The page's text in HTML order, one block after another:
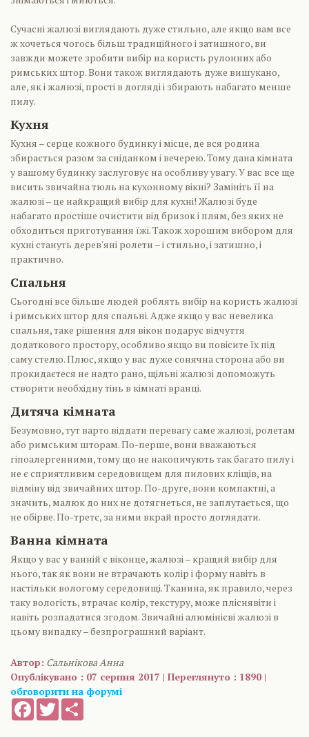
Сучасні жалюзі виглядають дуже стильно, але якщо вам все
ж хочеться чогось більш традиційного і затишного, ви
завжди можете зробити вибір на користь рулонних або
римських штор. Вони також виглядають дуже вишукано,
але, як і жалюзі, прості в догляді і збирають набагато менше
пилу.
Кухня
Кухня – серце кожного будинку і місце, де вся родина
збирається разом за сніданком і вечерею. Тому дана кімната
у вашому будинку заслуговує на особливу увагу. У вас все ще
висить звичайна тюль на кухонному вікні? Замініть її на
жалюзі – це найкращий вибір для кухні! Жалюзі буде
набагато простіше очистити від бризок і плям, без яких не
обходиться приготування їжі. Також хорошим вибором для
кухні стануть дерев'яні ролети – і стильно, і затишно, і
практично.
Спальня
Сьогодні все більше людей роблять вибір на користь жалюзі
і римських штор для спальні. Адже якщо у вас невелика
спальня, таке рішення для вікон подарує відчуття
додаткового простору, особливо якщо ви повісите їх під
саму стелю. Плюс, якщо у вас дуже сонячна сторона або ви
прокидаєтеся не надто рано, щільні жалюзі допоможуть
створити необхідну тінь в кімнаті вранці.
Дитяча кімната
Безумовно, тут варто віддати перевагу саме жалюзі, ролетам
або римським шторам. По-перше, вони вважаються
гіпоалергенними, тому що не накопичують так багато пилу і
не є сприятливим середовищем для пилових кліщів, на
відміну від звичайних штор. По-друге, вони компактні, а
значить, малюк до них не дотягнеться, не заплутається, що
не обірве. По-третє, за ними вкрай просто доглядати.
Ванна кімната
Якщо у вас у ванній є віконце, жалюзі – кращий вибір для
нього, так як вони не втрачають колір і форму навіть в
настільки вологому середовищі. Тканина, як правило, через
таку вологість, втрачає колір, текстуру, може пліснявіти і
навіть розпадатися згодом. Звичайні алюмінієві жалюзі в
цьому випадку – безпрограшний варіант.
Автор: Сальнікова Анна
Опублікувано : 07 серпня 2017 | Переглянуто : 1890 |
обговорити на форумі
FacebookTwitter